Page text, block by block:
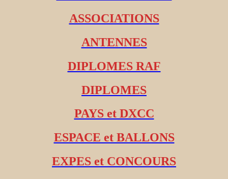
ASSOCIATIONS
ANTENNES
DIPLOMES RAF
DIPLOMES
PAYS et DXCC
ESPACE et BALLONS
EXPES et CONCOURS